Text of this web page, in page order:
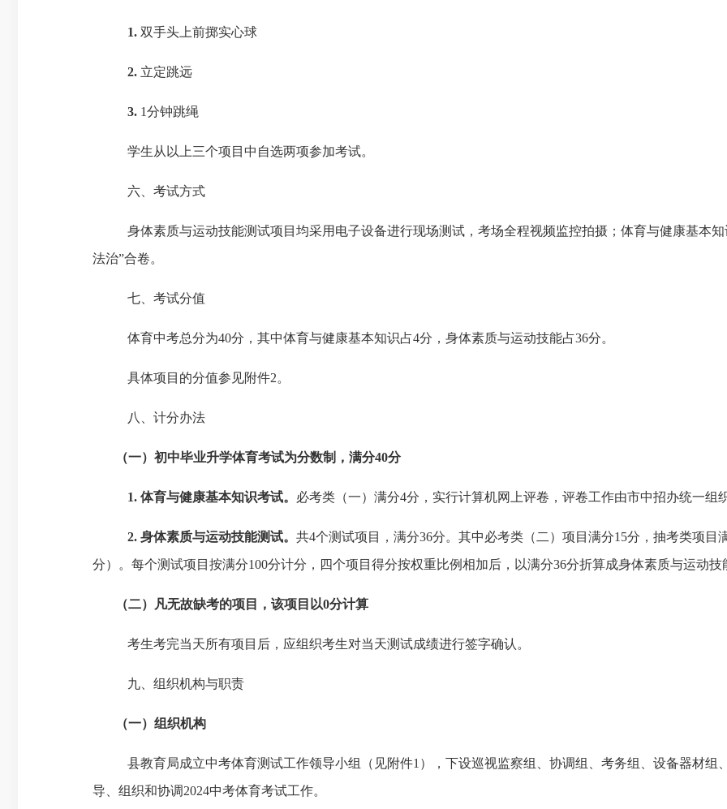
1. 双手头上前掷实心球
2. 立定跳远
3. 1分钟跳绳
学生从以上三个项目中自选两项参加考试。
六、 考试方式
身体素质与运动技能测试项目均采用电子设备进行现场测试， 考场全程视频监控拍摄；体育与健康基本
法治”合卷。
七、 考试分值
体育中考总分为40分，其中体育与健康基本知识占4分，身体素质与运动技能占36分。
具体项目 的分值参见附件2。
八、 计分办法
（一） 初中毕业升学体育考试为分数制，满分40分
1. 体育与健康基本知识考试。 必考类（一） 满分4分，实行计算机网上评卷，评卷工作由市中招办统一组
2. 身体素质与运动技能测试。 共4个测试项目，满分36分。其中必考类（二）项目满分15分，抽考类项目
分）。每个测试项目按满分100分计分，四个项目得分按权重比例相加后，以满分36分折算成身体素质与运动技
（二） 凡无故缺考的项目，该项目以0分计算
考生考完当天所有项目后，应组织考生对当天测试成绩进行签字确认。
九、 组织机构与职责
（一） 组织机构
县教育局成立中考体育测试工作领导小组（见附件1 ），下设巡视监察组、协调组、考务组、设备器材组、
导、组织和协调2024中考体育考试工作。